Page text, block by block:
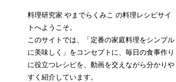
料理研究家 やまでらくみこ の料理レシピサイ
トへようこそ。
このサイトでは、「定番の家庭料理をシンプル
に美味しく」をコンセプトに、毎日の食事作り
に役立つレシピを、動画を交えながら分かりや
すく紹介しています。